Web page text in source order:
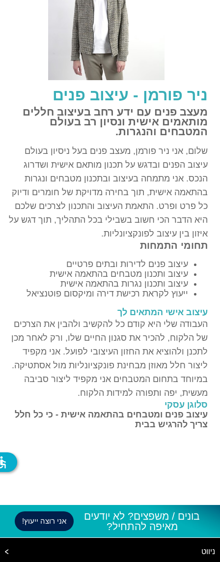
ניר פורמן - עיצוב פנים
מעצב פנים עם ידע רחב בעיצוב חללים
מותאמים אישית ונסיון רב בעולם
המטבחים והנגרות.
שלום, אני ניר פורמן, מעצב פנים בעל ניסיון בעולם
עיצוב הפנים ובדגש על תכנון מותאם אישית ושדרוג
הנכס. אני מתמחה בעיצוב ובתכנון מטבחים ונגרות
בהתאמה אישית, תוך בחירה מדויקת של חומרים ודיוק
כל פרט ופרט. התאמת העיצוב והתכנון לצרכים שלכם
היא הדבר הכי חשוב בשבילי בכל התהליך, תוך דגש על
איזון בין עיצוב לפונקציונליות.
תחומי התמחות
עיצוב פנים לדירות ובתים פרטיים
עיצוב ותכנון מטבחים בהתאמה אישית
עיצוב ותכנון נגרות בהתאמה אישית
ייעוץ לקראת רכישת דירה ומיקסום פוטנציאל
עיצוב אישי המתאים לך
העבודה שלי היא קודם כל להקשיב ולהבין את הצרכים
של הלקוח, להכיר את סגנון החיים שלו, ורק לאחר מכן
לתכנן ולהוציא את החזון העיצובי לפועל. אני מקפיד
ליצור חלל מאוזן מבחינת פונקציונליות מול אסתטיקה.
במיוחד בתחום המטבחים אני מקפיד ליצור סביבה
מעשית, יפה ותפורה למידות הלקוח.
סלוגן עסקי
עיצוב פנים ומטבחים בהתאמה אישית - כי כל חלל
צריך להרגיש בבית
בונים / משפצים? לא יודעים
מאיפה להתחיל?
אני רוצה ייעוץ!
ניווט